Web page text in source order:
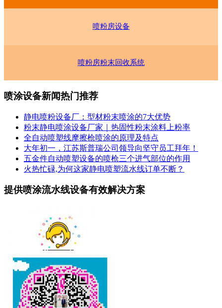
喷粉房设备
喷粉房粉末回收系统
喷涂设备新闻热门推荐
静电喷粉设备厂：型材粉末喷涂的7大优势
粉末静电喷涂设备厂家｜热固性粉末涂料上粉率
全自动喷塑线摩擦枪喷涂的原理及特点
大年初一，江苏斯普瑞公司领导向坚守员工拜年！
五金件自动喷塑设备的喷枪三个进气部位的作用
火热忙碌,为何这家静电喷塑流水线订单不断？
提供喷涂流水线设备有效解决方案